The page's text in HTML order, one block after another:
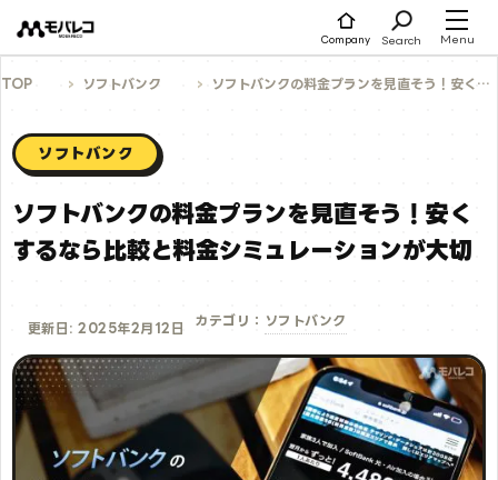
ツ
ス
Company Search Menu
TOP ソフトバンク ソフトバンクの料金プランを見直そう！安くするなら比較と料金シミュレーションが大切
ソフトバンク
ソフトバンクの料金プランを見直そう！安く
するなら比較と料金シミュレーションが大切
更新日: 2025年2月12日
カテゴリ： ソフトバンク